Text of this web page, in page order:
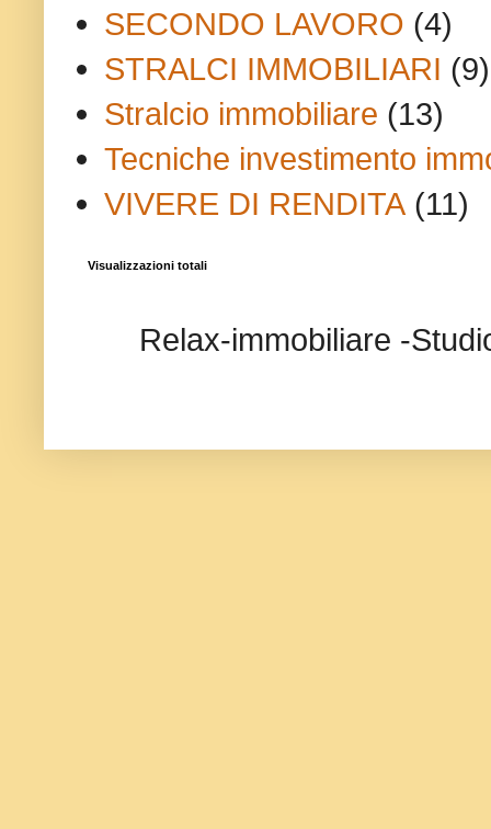
SECONDO LAVORO (4)
STRALCI IMMOBILIARI (9)
Stralcio immobiliare (13)
Tecniche investimento
VIVERE DI RENDITA (11)
Visualizzazioni totali
Relax-immobiliare -